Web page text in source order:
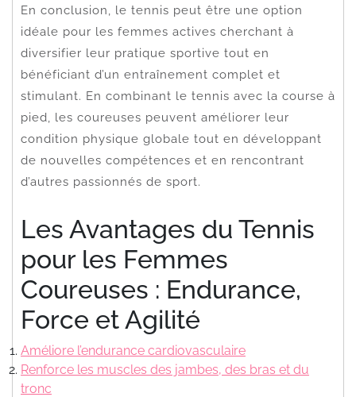
En conclusion, le tennis peut être une option
idéale pour les femmes actives cherchant à
diversifier leur pratique sportive tout en
bénéficiant d’un entraînement complet et
stimulant. En combinant le tennis avec la course à
pied, les coureuses peuvent améliorer leur
condition physique globale tout en développant
de nouvelles compétences et en rencontrant
d’autres passionnés de sport.
Les Avantages du Tennis
pour les Femmes
Coureuses : Endurance,
Force et Agilité
Améliore l’endurance cardiovasculaire
Renforce les muscles des jambes, des bras et du
tronc